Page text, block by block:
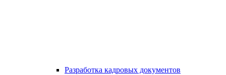
Разработка кадровых документов